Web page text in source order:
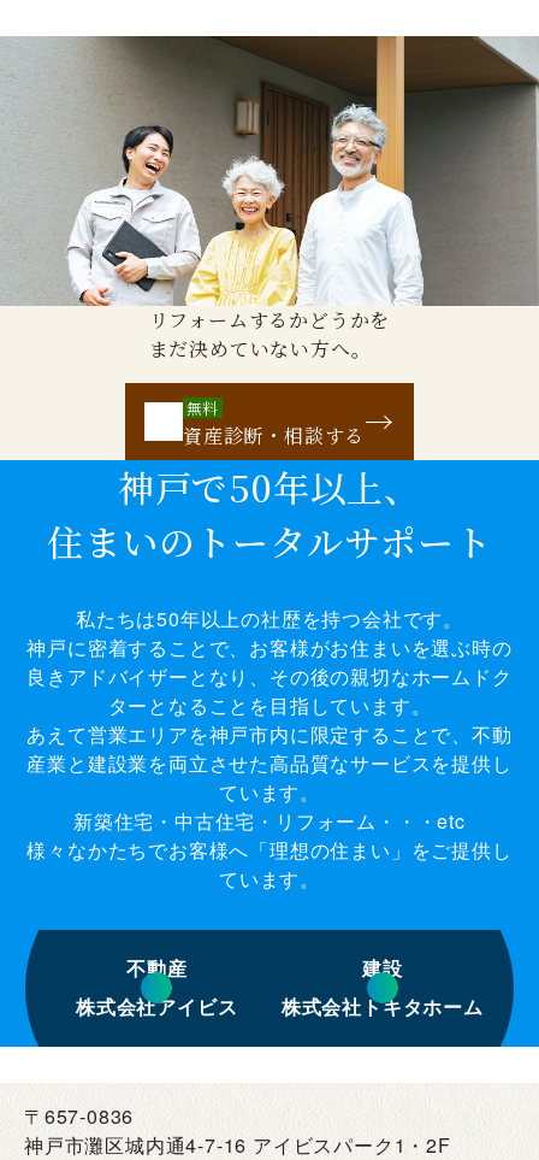
リフォームするかどうかを
まだ決めていない方へ。
無料
資産診断・相談する
神戸で50年以上、
住まいのトータルサポート
私たちは50年以上の社歴を持つ会社です。
神戸に密着することで、お客様がお住まいを選ぶ時の
良きアドバイザーとなり、その後の親切なホームドク
ターとなることを目指しています。
あえて営業エリアを神戸市内に限定することで、不動
産業と建設業を両立させた高品質なサービスを提供し
ています。
新築住宅・中古住宅・リフォーム・・・etc
様々なかたちでお客様へ「理想の住まい」をご提供し
ています。
不動産
株式会社アイビス
建設
株式会社トキタホーム
〒657-0836
神戸市灘区城内通4-7-16 アイビスパーク1・2F